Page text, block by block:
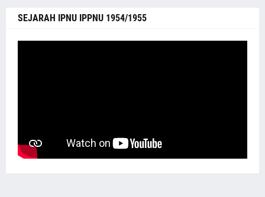
SEJARAH IPNU IPPNU 1954/1955